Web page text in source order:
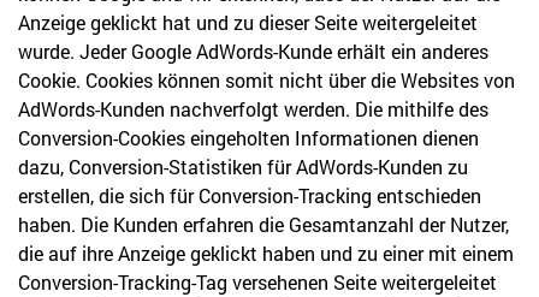
Anzeige geklickt hat und zu dieser Seite weitergeleitet
wurde. Jeder Google AdWords-Kunde erhält ein anderes
Cookie. Cookies können somit nicht über die Websites von
AdWords-Kunden nachverfolgt werden. Die mithilfe des
Conversion-Cookies eingeholten Informationen dienen
dazu, Conversion-Statistiken für AdWords-Kunden zu
erstellen, die sich für Conversion-Tracking entschieden
haben. Die Kunden erfahren die Gesamtanzahl der Nutzer,
die auf ihre Anzeige geklickt haben und zu einer mit einem
Conversion-Tracking-Tag versehenen Seite weitergeleitet